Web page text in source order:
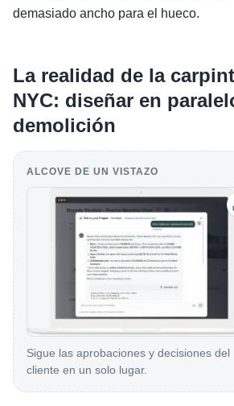
demasiado ancho para el hueco.
La realidad de la
NYC: diseñar en
demolición
ALCOVE DE UN VISTAZO
Sigue las aprobaciones y decisiones del
cliente en un solo lugar.